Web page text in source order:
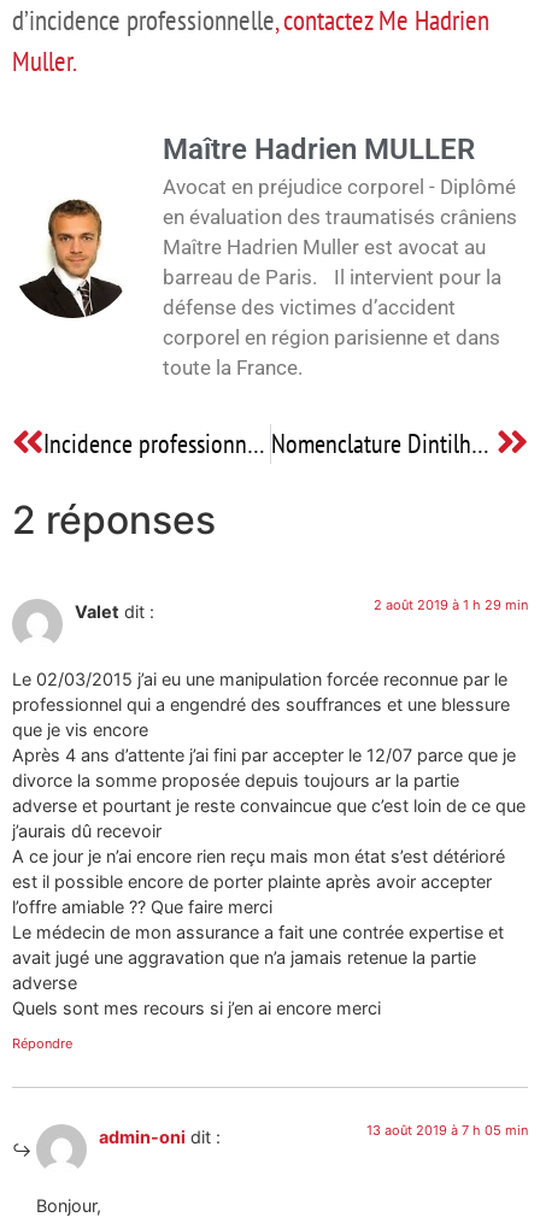
d’incidence professionnelle, contactez Me Hadrien
Muller.
Maître Hadrien MULLER
Avocat en préjudice corporel - Diplômé
en évaluation des traumatisés crâniens
Maître Hadrien Muller est avocat au
barreau de Paris. Il intervient pour la
défense des victimes d’accident
corporel en région parisienne et dans
toute la France.
Incidence professionnelle : quand un dommage corporel peut bouleverser toute une carrière (Etude de cas) Nomenclature Dintilhac : Définition pour les victimes
2 réponses
Valet dit : 2 août 2019 à 1 h 29 min
Le 02/03/2015 j’ai eu une manipulation forcée reconnue par le
professionnel qui a engendré des souffrances et une blessure
que je vis encore
Après 4 ans d’attente j’ai fini par accepter le 12/07 parce que je
divorce la somme proposée depuis toujours ar la partie
adverse et pourtant je reste convaincue que c’est loin de ce que
j’aurais dû recevoir
A ce jour je n’ai encore rien reçu mais mon état s’est détérioré
est il possible encore de porter plainte après avoir accepter
l’offre amiable ?? Que faire merci
Le médecin de mon assurance a fait une contrée expertise et
avait jugé une aggravation que n’a jamais retenue la partie
adverse
Quels sont mes recours si j’en ai encore merci
Répondre
admin-oni dit : 13 août 2019 à 7 h 05 min
Bonjour,